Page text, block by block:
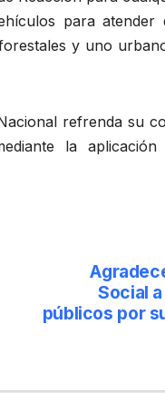
para
y uno
refrenda su
la
Social
públicos por